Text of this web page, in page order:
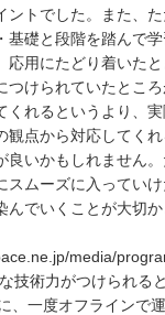
ントでした。また、
基礎と段階を踏んで
応用にたどり着いた
つけられていたとこ
くれるというより、
観点から対応してく
良いかもしれません
スムーズに入ってい
んでいくことが大切
media/
技術力がつけられる
、一度オフラインで